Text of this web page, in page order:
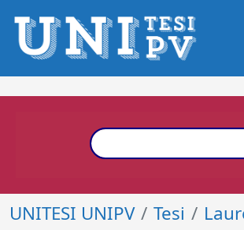
UNITESI UNIPV Tesi